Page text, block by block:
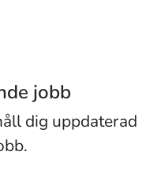
jobb
dig uppdaterad